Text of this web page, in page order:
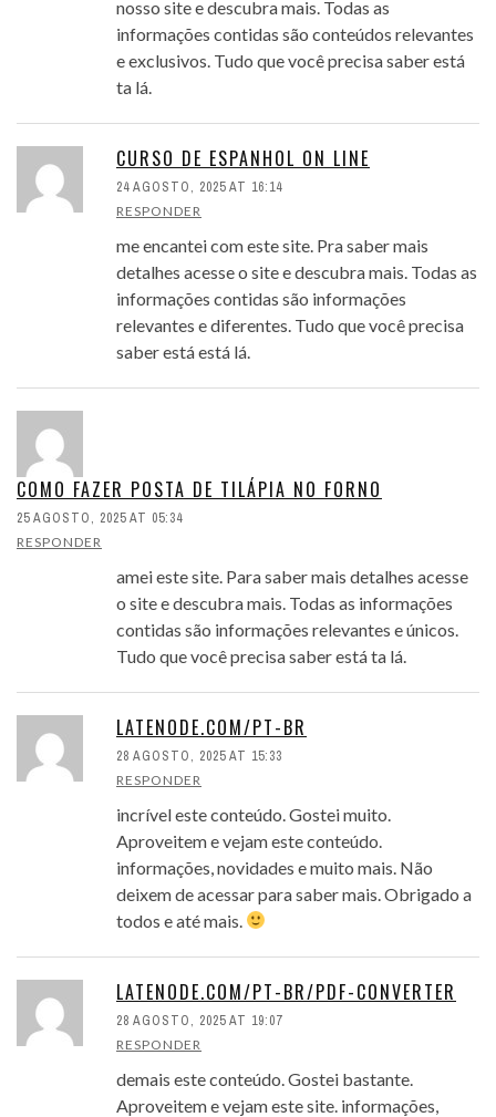
nosso site e descubra mais. Todas as
informações contidas são conteúdos relevantes
e exclusivos. Tudo que você precisa saber está
ta lá.
CURSO DE ESPANHOL ON LINE
24 AGOSTO, 2025 AT 16:14
RESPONDER
me encantei com este site. Pra saber mais
detalhes acesse o site e descubra mais. Todas as
informações contidas são informações
relevantes e diferentes. Tudo que você precisa
saber está está lá.
COMO FAZER POSTA DE TILÁPIA NO FORNO
25 AGOSTO, 2025 AT 05:34
RESPONDER
amei este site. Para saber mais detalhes acesse
o site e descubra mais. Todas as informações
contidas são informações relevantes e únicos.
Tudo que você precisa saber está ta lá.
LATENODE.COM/PT-BR
28 AGOSTO, 2025 AT 15:33
RESPONDER
incrível este conteúdo. Gostei muito.
Aproveitem e vejam este conteúdo.
informações, novidades e muito mais. Não
deixem de acessar para saber mais. Obrigado a
todos e até mais.
LATENODE.COM/PT-BR/PDF-CONVERTER
28 AGOSTO, 2025 AT 19:07
RESPONDER
demais este conteúdo. Gostei bastante.
Aproveitem e vejam este site. informações,